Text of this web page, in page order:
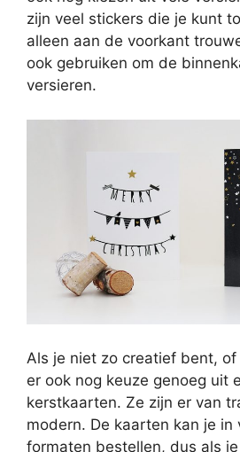
zijn veel stickers die je kunt
alleen aan de voorkant
ook gebruiken om de
versieren.
Als je niet zo creatief bent,
er ook nog keuze genoeg uit
kerstkaarten. Ze zijn er van
modern. De kaarten kan je in
formaten bestellen, dus als